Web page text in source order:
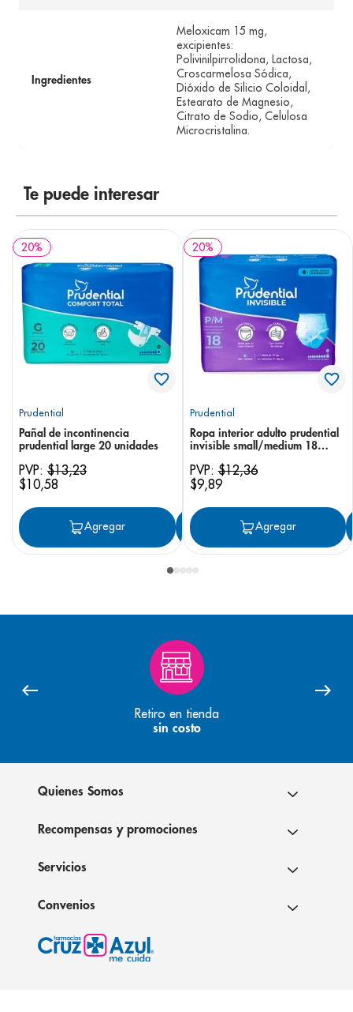
Ingredientes
Meloxicam 15 mg,
excipientes:
Polivinilpirrolidona, Lactosa,
Croscarmelosa Sódica,
Dióxido de Silicio Coloidal,
Estearato de Magnesio,
Citrato de Sodio, Celulosa
Microcristalina.
Te puede interesar
20%
Prudential
Pañal de incontinencia
prudential large 20 unidades
PVP: $13,23
$10,58
Agregar Agregar
20%
Prudential
Ropa interior adulto prudential
invisible small/medium 18
PVP:$12,36
$9,89
Agregar
Retiro en tienda
sin costo
Quienes Somos
Recompensas y promociones
Servicios
Convenios